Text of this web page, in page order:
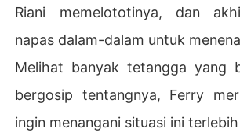
Riani memelototinya, dan
napas dalam-dalam untuk
Melihat banyak tetangga yang
bergosip tentangnya, Ferry
ingin menangani situasi ini